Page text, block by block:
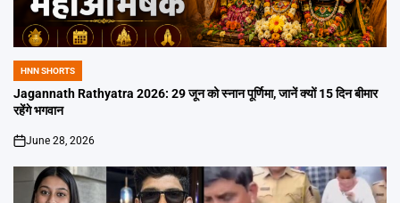
POSTED
IN
HNN SHORTS
Jagannath Rathyatra 2026: 29 जून को स्नान पूर्णिमा, जानें क्यों 15 दिन बीमार
रहेंगे भगवान
on
June 28, 2026